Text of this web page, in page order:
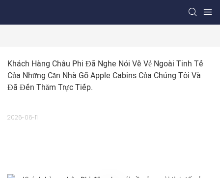
Khách Hàng Châu Phi Đã Nghe Nói Về Vẻ Ngoài Tinh Tế
Của Những Căn Nhà Gỗ Apple Cabins Của Chúng Tôi Và
Đã Đến Thăm Trực Tiếp.
2026-06-11